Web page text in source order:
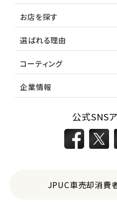
お店を探す
選ばれる理由
コーティング
企業情報
公式SNS
JPUC車売却消費